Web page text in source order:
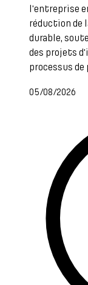
l'entreprise
réduction de
durable,
des projets
processus de
05/08/2026